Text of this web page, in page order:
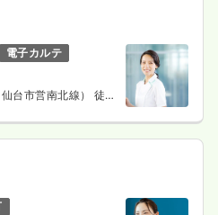
時給1,500円以上可
電子カルテ
台市営南北線） 徒歩